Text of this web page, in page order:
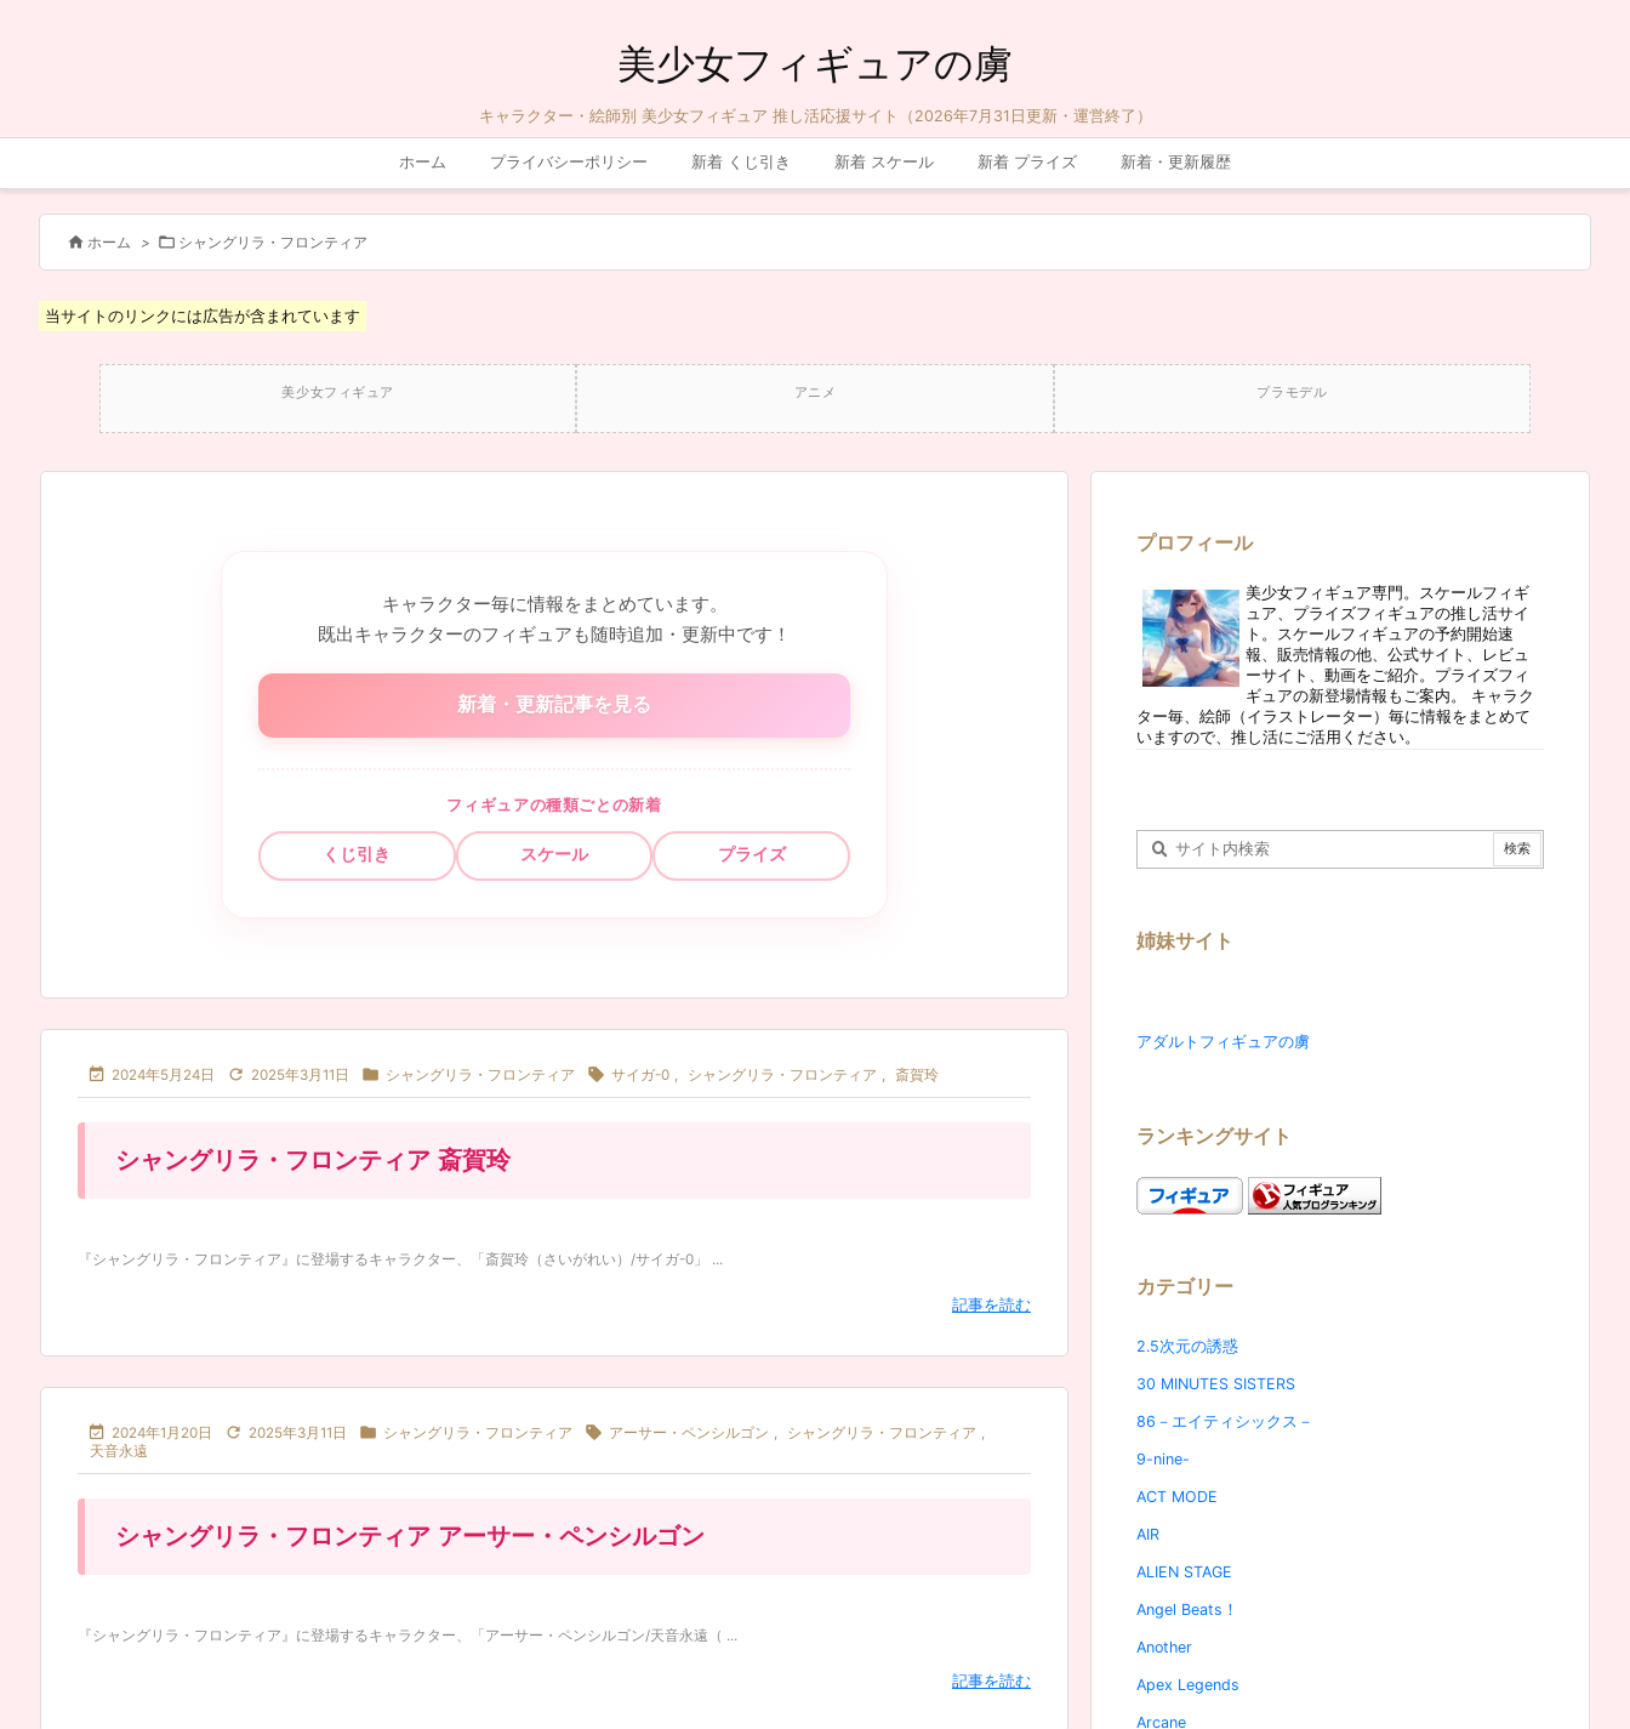
美少女フィギュアの虜
キャラクター・絵師別 美少女フィギュア 推し活応援サイト（2026年7月31日更新・運営終了）
ホーム プライバシーポリシー 新着 くじ引き 新着 スケール 新着 プライズ 新着・更新履歴
 ホーム >  シャングリラ・フロンティア
当サイトのリンクには広告が含まれています
美少女フィギュア アニメ プラモデル
キャラクター毎に情報をまとめています。
既出キャラクターのフィギュアも随時追加・更新中です！
新着・更新記事を見る
フィギュアの種類ごとの新着
くじ引き スケール プライズ
 2024年5月24日  2025年3月11日  シャングリラ・フロンティア  サイガ-0 , シャングリラ・フロンティア , 斎賀玲
シャングリラ・フロンティア 斎賀玲
『シャングリラ・フロンティア』に登場するキャラクター、「斎賀玲（さいがれい）/サイガ-0」 ...
記事を読む
 2024年1月20日  2025年3月11日  シャングリラ・フロンティア  アーサー・ペンシルゴン , シャングリラ・フロンティア ,
天音永遠
シャングリラ・フロンティア アーサー・ペンシルゴン
『シャングリラ・フロンティア』に登場するキャラクター、「アーサー・ペンシルゴン/天音永遠（ ...
記事を読む
プロフィール
美少女フィギュア専門。スケールフィギ
ュア、プライズフィギュアの推し活サイ
ト。スケールフィギュアの予約開始速
報、販売情報の他、公式サイト、レビュ
ーサイト、動画をご紹介。プライズフィ
ギュアの新登場情報もご案内。 キャラク
ター毎、絵師（イラストレーター）毎に情報をまとめて
いますので、推し活にご活用ください。
姉妹サイト
アダルトフィギュアの虜
ランキングサイト
カテゴリー
2.5次元の誘惑
30 MINUTES SISTERS
86－エイティシックス－
9-nine-
ACT MODE
AIR
ALIEN STAGE
Angel Beats！
Another
Apex Legends
Arcane